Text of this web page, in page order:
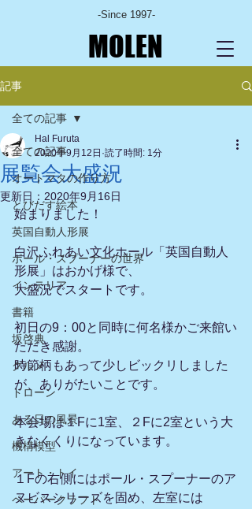
-Since 1997-
MOLEN
記事
全ての記事
オートマタの作り方
とびだす絵本
英国自動人形展
ポール・スプーナーの世界
インテリア
書籍
坂啓典
グルメ
ドローン
ある日の風景
機構模型
アート・トイ
ペーパークラフト
全ての記事
展覧会大盛況
Hal Furuta
2020年9月12日 読了時間: 1分
更新日： 2020年9月16日
始まりました！
白沢ふれあい文化ホール「英国自動人
形展」はおかげ様で、
大盛況でスタートです。
初日の9：00と同時に何名様かご来館い
ただき感謝。
時節柄もあって少しビックリしました
が、ありがたいことです。
本会場は１Fに1室、２Fに2室という大
きなくくりになっています。
１Fの右側にはポール・スプーナーのア
ヌビスシリーズを固め、左室には